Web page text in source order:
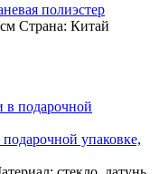
полиэстер
Страна: Китай
упаковке,